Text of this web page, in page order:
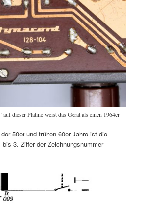
auf dieser Platine weist das Gerät als einen 1964er
50er und frühen 60er Jahre ist die
bis 3. Ziffer der Zeichnungsnummer